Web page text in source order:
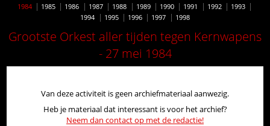
1984 1985 1986 1987 1988 1989 1990 1991 1992
1993
1994
1995 1996 1997 1998
Grootste Orkest aller tijden tegen Kernwapens
- 27 mei 1984
Van deze activiteit is geen archiefmateriaal aanwezig.
Heb je materiaal dat interessant is voor het archief?
Neem dan contact op met de redactie!